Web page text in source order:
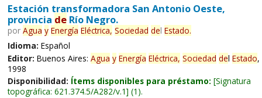
Estación transformadora San Antonio Oeste,
provincia deRío Negro.
por Agua y Energía Eléctrica, Sociedad del Estado.
Idioma: Español
Editor: Buenos Aires: Agua y Energía Eléctrica, Sociedad del Estado,
1998
Disponibilidad: Ítems disponibles para préstamo: Signatura
topográfica: 621.374.5/A282/v.1 (1).